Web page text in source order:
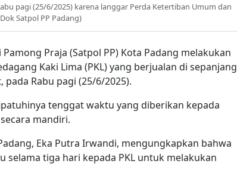
pagi (25/6/2025) karena langgar Perda Ketertiban Umum dan
Satpol PP Padang)
Pamong Praja (Satpol PP) Kota Padang melakukan
Kaki Lima (PKL) yang berjualan di sepanjang
pada Rabu pagi (25/6/2025).
tenggat waktu yang diberikan kepada
mandiri.
Eka Putra Irwandi, mengungkapkan bahwa
tiga hari kepada PKL untuk melakukan